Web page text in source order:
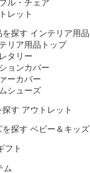
ル・チェア
レット
インテリア用品
リア用品トップ
タリー
ョンカバー
ーカバー
シューズ
アウトレット
ベビー＆キッズ
フト